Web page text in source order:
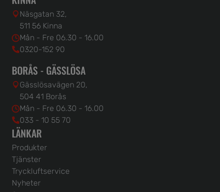
Näsgatan 32,
511 56 Kinna
Mån - Fre 06.30 - 16.00
0320-152 90
BORÅS - GÄSSLÖSA
Gässlösavägen 20,
504 41 Borås
Mån - Fre 06.30 - 16.00
033 - 10 55 70
LÄNKAR
Produkter
Tjänster
Tryckluftservice
Nyheter